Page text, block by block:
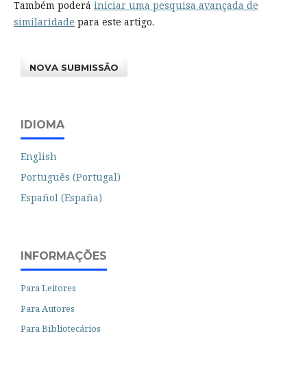
Também poderá iniciar uma pesquisa avançada de
similaridade para este artigo.
NOVA SUBMISSÃO
IDIOMA
English
Português (Portugal)
Español (España)
INFORMAÇÕES
Para Leitores
Para Autores
Para Bibliotecários